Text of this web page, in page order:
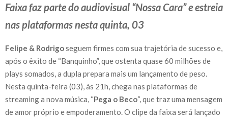
Faixa faz parte do audiovisual “Nossa Cara” e estreia
nas plataformas nesta quinta, 03
Felipe & Rodrigoseguem firmes com sua trajetória de sucesso e,
após o êxito de “Banquinho”, que ostenta quase 60 milhões de
plays somados, a dupla prepara mais um lançamento de peso.
Nesta quinta-feira (03), às 21h, chega nas plataformas de
streaming a nova música, “Pega o Beco“, que traz uma mensagem
de amor próprio e empoderamento. O clipe da faixa será lançado